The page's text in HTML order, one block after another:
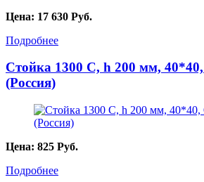
Цена: 17 630 Руб.
Подробнее
Стойка 1300 С, h 200 мм,
(Россия)
Цена: 825 Руб.
Подробнее